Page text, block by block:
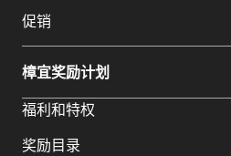
促销
樟宜奖励计划
福利和特权
奖励目录